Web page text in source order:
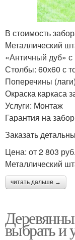
В стоимость
Металлический
«Античный дуб»
Столбы: 60х60 с
Поперечины
Окраска каркаса
Услуги: Монтаж
Гарантия на
Заказать
Цена: от 2 803
Металлический
читать дальше →
выбрать и